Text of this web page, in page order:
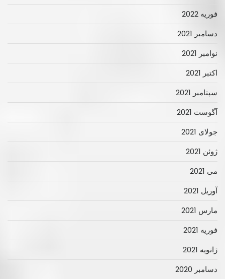
فوریه 2022
دسامبر 2021
نوامبر 2021
اکتبر 2021
سپتامبر 2021
آگوست 2021
جولای 2021
ژوئن 2021
می 2021
آوریل 2021
مارس 2021
فوریه 2021
ژانویه 2021
دسامبر 2020